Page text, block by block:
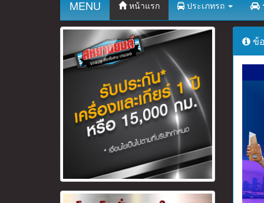
MENU หน้าแรก ประเภทรถ
ข้